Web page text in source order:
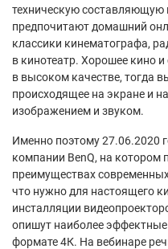
техническую составляющую
предпочитают домашний
классики кинематографа,
в кинотеатр. Хорошее кино
в высоком качестве, тогда
происходящее на экране и
изображением и звуком.
Именно поэтому 27.06.2020
компании BenQ, на котором
преимуществах
что нужно для настоящего
инсталляции
опишут наиболее
формате 4К. На вебинаре